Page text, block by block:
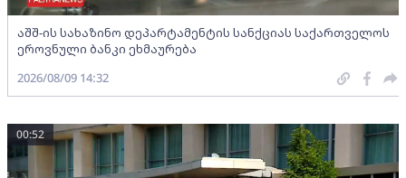
აშშ-ის სახაზინო დეპარტამენტის სანქციას საქართველოს
ეროვნული ბანკი ეხმაურება
2026/08/09 14:32
00:52